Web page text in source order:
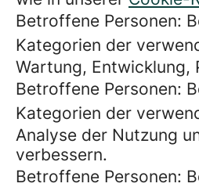
Betroffene Personen:
Kategorien der
Wartung, Entwicklung,
Betroffene Personen:
Kategorien der
Analyse der Nutzung
verbessern.
Betroffene Personen: